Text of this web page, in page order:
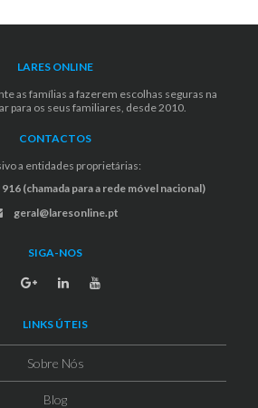
LARES ONLINE
as famílias a fazerem escolhas seguras na
para os seus familiares, desde 2010.
CONTACTOS
a entidades proprietárias:
(chamada para a rede móvel nacional)
geral@laresonline.pt
SIGA-NOS
LINKS ÚTEIS
Sobre Nós
Blog